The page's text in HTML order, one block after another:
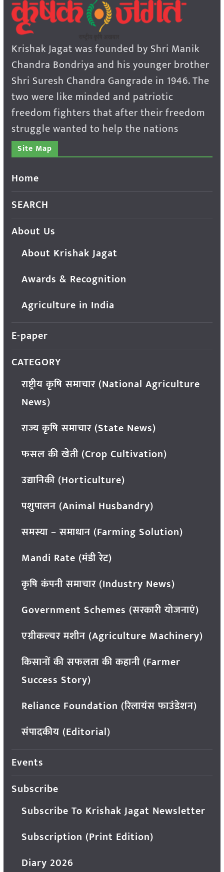
Krishak Jagat was founded by Shri Manik
Chandra Bondriya and his younger brother
Shri Suresh Chandra Gangrade in 1946. The
two were like minded and patriotic
freedom fighters that after their freedom
struggle wanted to help the nations
Site Map
Home
SEARCH
About Us
About Krishak Jagat
Awards & Recognition
Agriculture in India
E-paper
CATEGORY
राष्ट्रीय कृषि समाचार (National Agriculture
News)
राज्य कृषि समाचार (State News)
फसल की खेती (Crop Cultivation)
उद्यानिकी (Horticulture)
पशुपालन (Animal Husbandry)
समस्या – समाधान (Farming Solution)
Mandi Rate (मंडी रेट)
कृषि कंपनी समाचार (Industry News)
Government Schemes (सरकारी योजनाएं)
एग्रीकल्चर मशीन (Agriculture Machinery)
किसानों की सफलता की कहानी (Farmer
Success Story)
Reliance Foundation (रिलायंस फाउंडेशन)
संपादकीय (Editorial)
Events
Subscribe
Subscribe To Krishak Jagat Newsletter
Subscription (Print Edition)
Diary 2026